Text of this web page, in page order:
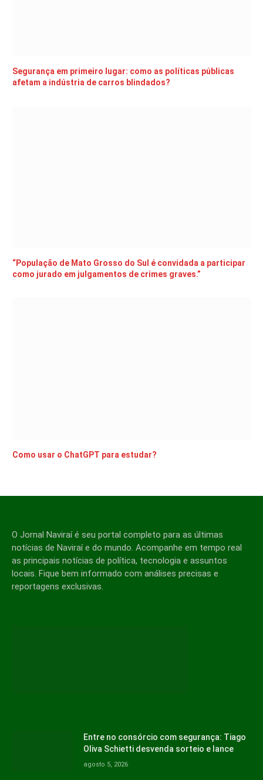
Segurança em primeiro lugar: como as políticas públicas
afetam a indústria de carros blindados?
“População de Mato Grosso do Sul é convidada a participar
como jurado em julgamentos de crimes graves.”
Como usar o ChatGPT para estudar?
O Jornal Naviraí é seu portal completo para as últimas
notícias de Naviraí e do mundo. Acompanhe em tempo real
as principais notícias de política, tecnologia e assuntos
locais. Fique bem informado com análises precisas e
reportagens exclusivas.
Entre no consórcio com segurança: Tiago
Oliva Schietti desvenda sorteio e lance
agosto 5, 2026